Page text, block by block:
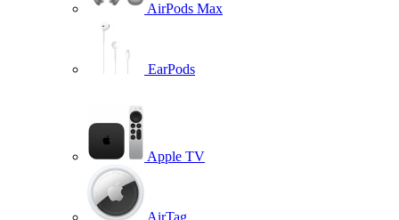
AirPods Max
EarPods
Apple TV